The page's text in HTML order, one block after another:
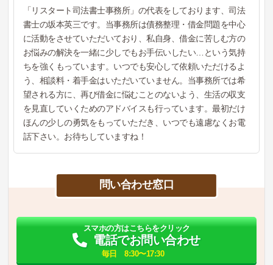
「リスタート司法書士事務所」の代表をしております、司法
書士の坂本英三です。当事務所は債務整理・借金問題を中心
に活動をさせていただいており、私自身、借金に苦しむ方の
お悩みの解決を一緒に少しでもお手伝いしたい…という気持
ちを強くもっています。いつでも安心して依頼いただけるよ
う、相談料・着手金はいただいていません。当事務所では希
望される方に、再び借金に悩むことのないよう、生活の収支
を見直していくためのアドバイスも行っています。最初だけ
ほんの少しの勇気をもっていただき、いつでも遠慮なくお電
話下さい。お待ちしていますね！
問い合わせ窓口
スマホの方はこちらをクリック
電話でお問い合わせ
毎日 8:30〜17:30